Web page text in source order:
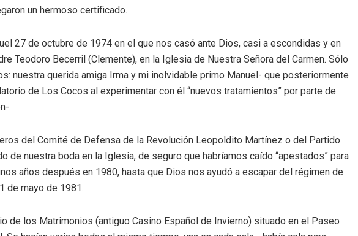
un hermoso certificado.
27 de octubre de 1974 en el que nos casó ante Dios, casi a escondidas y en
Teodoro Becerril (Clemente), en la Iglesia de Nuestra Señora del Carmen. Sólo
nuestra querida amiga Irma y mi inolvidable primo Manuel- que posteriormente
de Los Cocos al experimentar con él “nuevos tratamientos” por parte de
.
del Comité de Defensa de la Revolución Leopoldito Martínez o del Partido
de nuestra boda en la Iglesia, de seguro que habríamos caído “apestados” para
años después en 1980, hasta que Dios nos ayudó a escapar del régimen de
de mayo de 1981.
de los Matrimonios (antiguo Casino Español de Invierno) situado en el Paseo